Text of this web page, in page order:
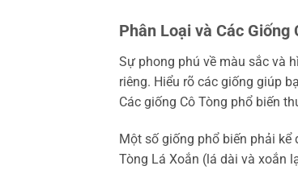
Phân Loại và Các Giống
Sự phong phú về màu sắc và
riêng. Hiểu rõ các giống giúp
Các giống Cô Tòng phổ biến
Một số giống phổ biến phải
Tòng Lá Xoắn (lá dài và xoắn